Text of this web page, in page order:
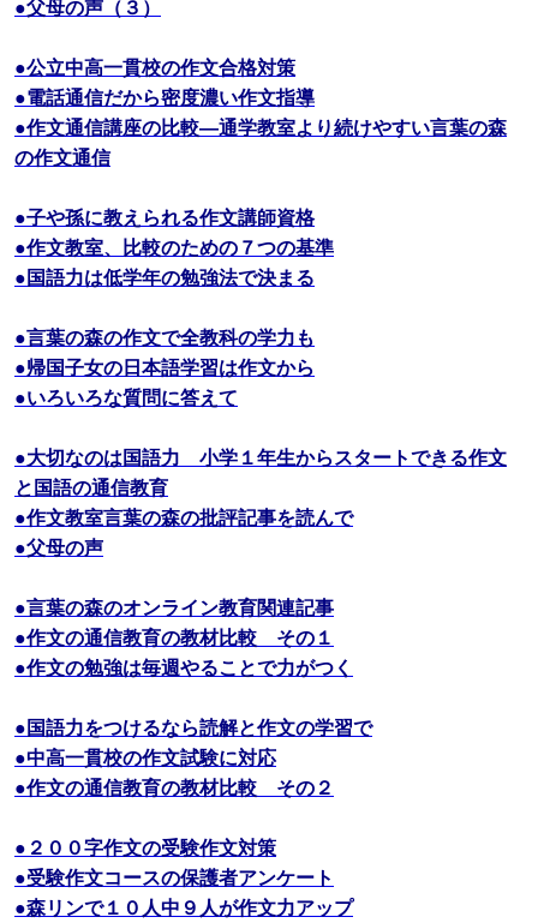
●父母の声（３）
●公立中高一貫校の作文合格対策
●電話通信だから密度濃い作文指導
●作文通信講座の比較―通学教室より続けやすい言葉の森
の作文通信
●子や孫に教えられる作文講師資格
●作文教室、比較のための７つの基準
●国語力は低学年の勉強法で決まる
●言葉の森の作文で全教科の学力も
●帰国子女の日本語学習は作文から
●いろいろな質問に答えて
●大切なのは国語力 小学１年生からスタートできる作文
と国語の通信教育
●作文教室言葉の森の批評記事を読んで
●父母の声
●言葉の森のオンライン教育関連記事
●作文の通信教育の教材比較 その１
●作文の勉強は毎週やることで力がつく
●国語力をつけるなら読解と作文の学習で
●中高一貫校の作文試験に対応
●作文の通信教育の教材比較 その２
●２００字作文の受験作文対策
●受験作文コースの保護者アンケート
●森リンで１０人中９人が作文力アップ